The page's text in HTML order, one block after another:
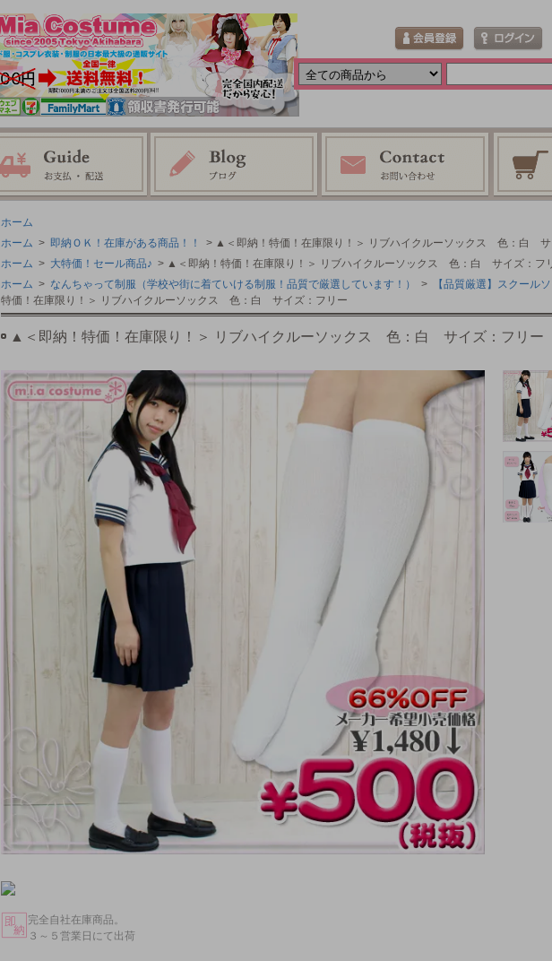
ホーム
ホーム > 即納ＯＫ！在庫がある商品！！
> ▲＜即納！特価！在庫限り！＞ リブハイクルーソックス 色：白 サ
ホーム > 大特価！セール商品♪ > ▲＜即納！特価！在庫限り！＞ リブハイクルーソックス 色：白 サイズ：フ
ホーム > なんちゃって制服（学校や街に着ていける制服！品質で厳選しています！） > 【品質厳選】スクール
特価！在庫限り！＞ リブハイクルーソックス 色：白 サイズ：フリー
▲＜即納！特価！在庫限り！＞ リブハイクルーソックス 色：白 サイズ：フリー
完全自社在庫商品。
３～５営業日にて出荷